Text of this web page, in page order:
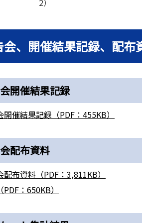
2）
会、開催結果記録、配布
開催結果記録
開催結果記録（PDF：455KB）
配布資料
配布資料（PDF：3,811KB）
：650KB）